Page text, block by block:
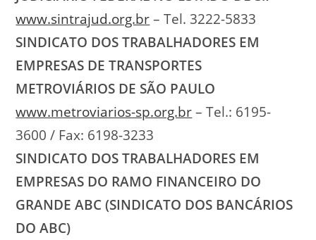
www.sintrajud.org.br – Tel. 3222-5833
SINDICATO DOS TRABALHADORES EM
EMPRESAS DE TRANSPORTES
METROVIÁRIOS DE SÃO PAULO
www.metroviarios-sp.org.br – Tel.: 6195-
3600 / Fax: 6198-3233
SINDICATO DOS TRABALHADORES EM
EMPRESAS DO RAMO FINANCEIRO DO
GRANDE ABC (SINDICATO DOS BANCÁRIOS
DO ABC)